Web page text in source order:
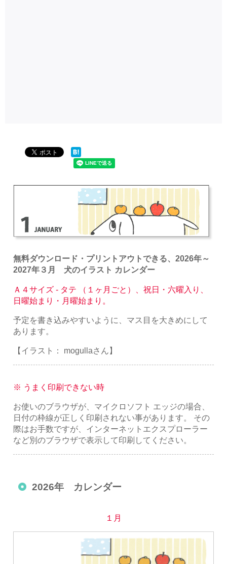
無料ダウンロード・プリントアウトできる、2026年～
2027年３月 犬のイラスト カレンダー
Ａ４サイズ - タテ （１ヶ月ごと）、祝日・六曜入り、
日曜始まり・月曜始まり。
予定を書き込みやすいように、マス目を大きめにして
あります。
【イラスト： mogullaさん】
※ うまく印刷できない時
お使いのブラウザが、マイクロソフト エッジの場合、
日付の枠線が正しく印刷されない事があります。 その
際はお手数ですが、インターネットエクスプローラー
など別のブラウザで表示して印刷してください。
2026年 カレンダー
１月